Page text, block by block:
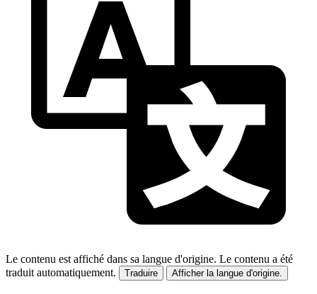
Le contenu est affiché dans sa langue d'origine. Le contenu a été
traduit automatiquement.
Traduire Afficher la langue d'origine.